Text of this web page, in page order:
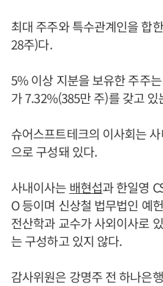
최대 주주와 특수관계인을 합
28주)다.
5% 이상 지분을 보유한 주주는
가 7.32%(385만 주)를 갖고 있
슈어스프트테크의 이사회는
으로 구성돼 있다.
사내이사는 배현섭과 한일영
O 등이며 신상철 법무법인 예
전산학과 교수가 사외이사로
는 구성하고 있지 않다.
감사위원은 강명주 전 하나은